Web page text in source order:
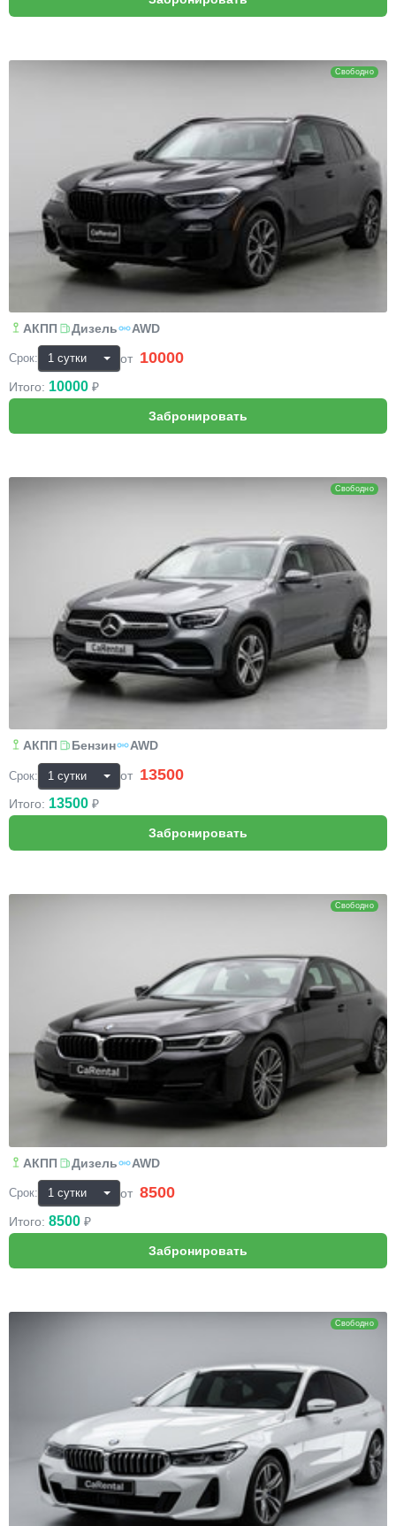
Свободно
АКПП Дизель AWD
Срок: от 10000
Итого: 10000 ₽
Свободно
АКПП Бензин AWD
Срок: от 13500
Итого: 13500 ₽
Свободно
АКПП Дизель AWD
Срок: от 8500
Итого: 8500 ₽
Свободно